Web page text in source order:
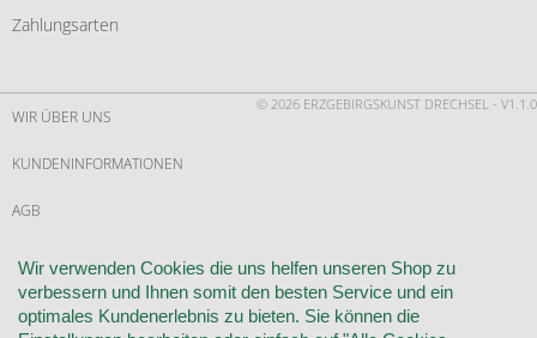
Zahlungsarten
© 2026 ERZGEBIRGSKUNST DRECHSEL - V1.1.0
WIR ÜBER UNS
KUNDENINFORMATIONEN
AGB
WIDERRUF
VERTRAG WIDERRUFEN
Wir verwenden Cookies die uns helfen unseren Shop zu
verbessern und Ihnen somit den besten Service und ein
optimales Kundenerlebnis zu bieten. Sie können die